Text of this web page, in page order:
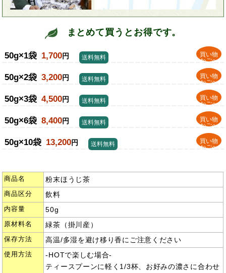
まとめて買うとお得です。
50g×1袋 1,700円
買い物
かごへ
送料無料
50g×2袋 3,200円
買い物
かごへ
送料無料
50g×3袋 4,500円
買い物
かごへ
送料無料
50g×6袋 8,400円
買い物
かごへ
送料無料
50g×10袋 13,200円
買い物
かごへ
送料無料
商品名 粉末ほうじ茶
商品区分 飲料
内容量 50g
原材料名 緑茶（掛川産）
保存方法 高温/多湿を避け移り香にご注意ください
使用方法
-HOTで楽しむ場合-
ティースプーンに軽く1/3杯、お好みの濃さに合わせ